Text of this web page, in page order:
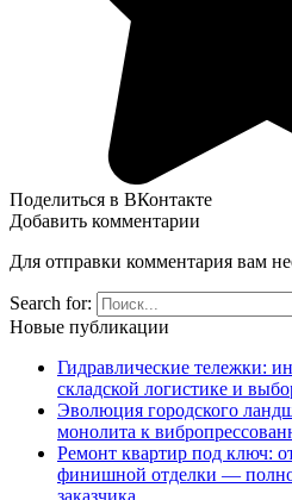
Поделиться в ВКонтакте
Добавить комментарии
Для отправки комментария вам
Search for:
Новые публикации
Гидравлические тележки:
складской логистике и
Эволюция городского
монолита к
Ремонт квартир под ключ:
финишной отделки —
заказчика